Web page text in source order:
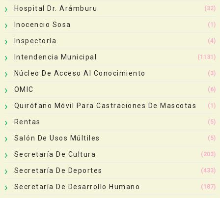
Hospital Dr. Arámburu (32)
Inocencio Sosa (1)
Inspectoría (4)
Intendencia Municipal (1131)
Núcleo De Acceso Al Conocimiento (3)
OMIC (6)
Quirófano Móvil Para Castraciones De Mascotas (1)
Rentas (5)
Salón De Usos Múltiles (5)
Secretaría De Cultura (203)
Secretaría De Deportes (433)
Secretaría De Desarrollo Humano (187)